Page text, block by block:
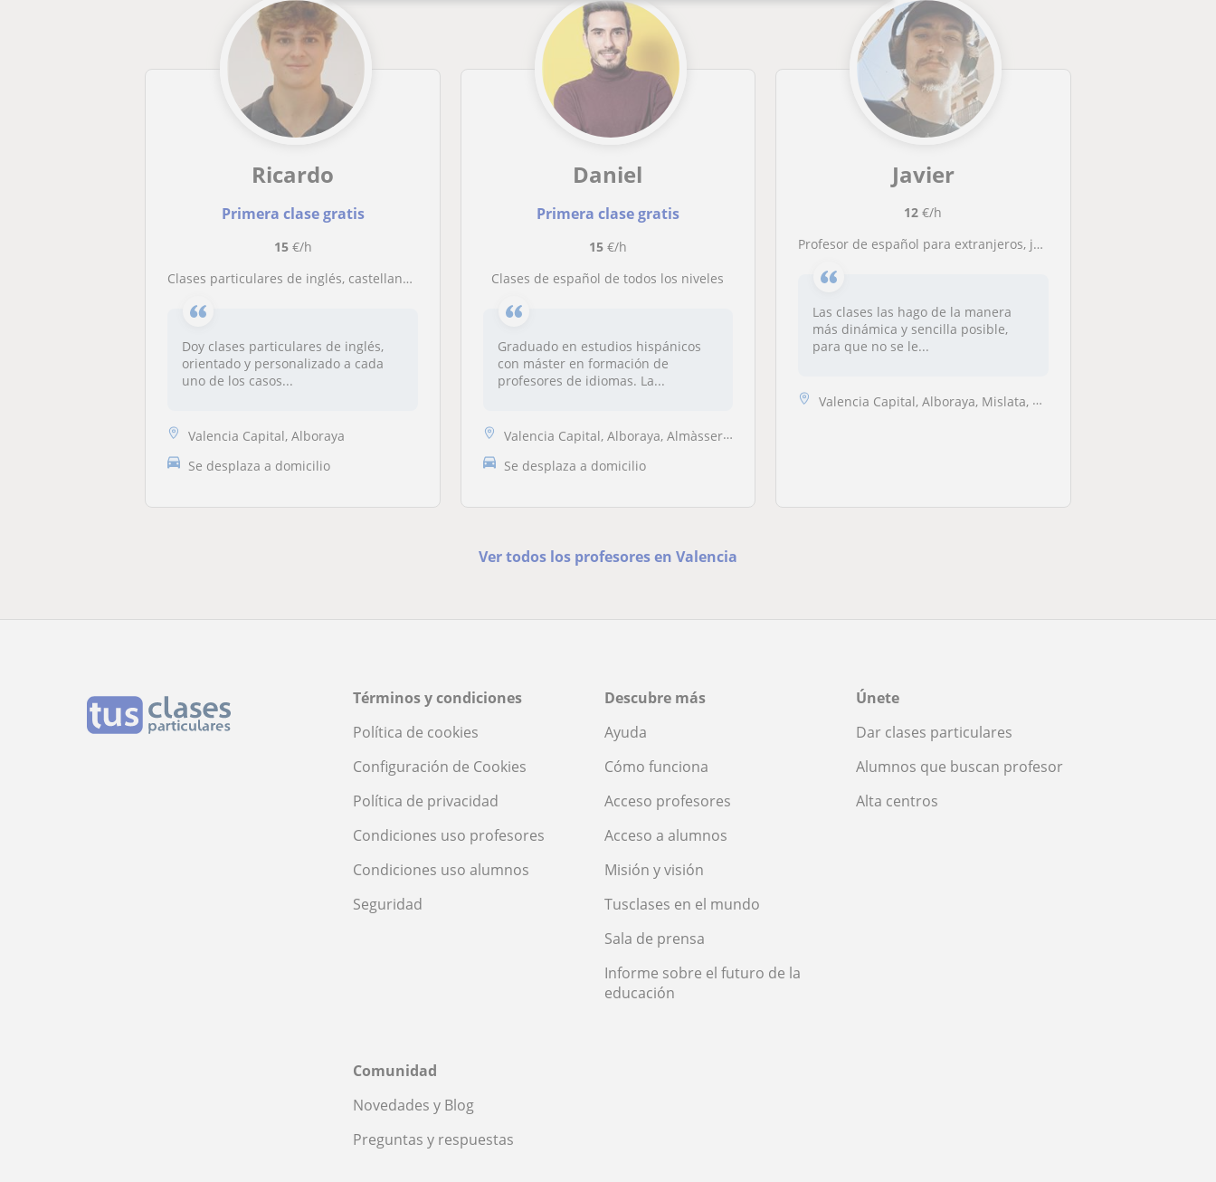
Ricardo
Primera clase gratis
15€/h
Clases particulares de inglés, castellano, valenciano o economía
Doy clases particulares de inglés,
orientado y personalizado a cada
uno de los casos...
Valencia Capital, Alboraya
Se desplaza a domicilio
Daniel
Primera clase gratis
15€/h
Clases de español de todos los niveles
Graduado en estudios hispánicos
con máster en formación de
profesores de idiomas. La...
Valencia Capital, Alboraya, Almàssera, Mislata, Sedaví, Tavernes Blanq...
Se desplaza a domicilio
Javier
12 €/h
Profesor de español para extranjeros, joven y disponible para dar clases de todos los niveles y edades
Las clases las hago de la manera
más dinámica y sencilla posible,
para que no se le...
Valencia Capital, Alboraya, Mislata, Tavernes Blanques
Ver todos los profesores en Valencia
Términos y condiciones
Política de cookies
Configuración de Cookies
Política de privacidad
Condiciones uso profesores
Condiciones uso alumnos
Seguridad
Descubre más
Ayuda
Cómo funciona
Acceso profesores
Acceso a alumnos
Misión y visión
Tusclases en el mundo
Sala de prensa
Informe sobre el futuro de la
educación
Únete
Dar clases particulares
Alumnos que buscan profesor
Alta centros
Comunidad
Novedades y Blog
Preguntas y respuestas